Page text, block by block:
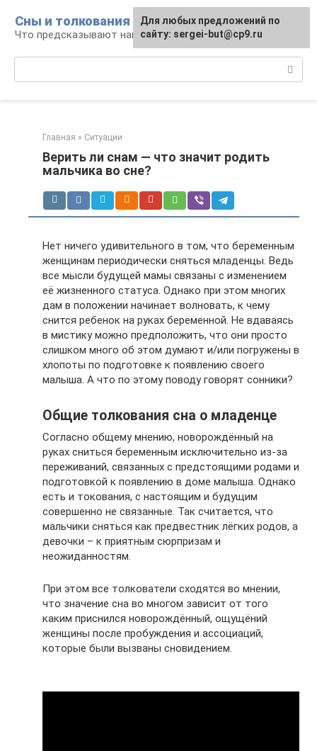
контенту
Сны и толкования
Что предсказывают нам наши сны
Главная » Ситуации
Верить ли снам — что значит родить
мальчика во сне?
Нет ничего удивительного в том, что беременным
женщинам периодически сняться младенцы. Ведь
все мысли будущей мамы связаны с изменением
её жизненного статуса. Однако при этом многих
дам в положении начинает волновать, к чему
снится ребенок на руках беременной. Не вдаваясь
в мистику можно предположить, что они просто
слишком много об этом думают и/или погружены в
хлопоты по подготовке к появлению своего
малыша. А что по этому поводу говорят сонники?
Общие толкования сна о младенце
Согласно общему мнению, новорождённый на
руках сниться беременным исключительно из-за
переживаний, связанных с предстоящими родами и
подготовкой к появлению в доме малыша. Однако
есть и токования, с настоящим и будущим
совершенно не связанные. Так считается, что
мальчики сняться как предвестник лёгких родов, а
девочки – к приятным сюрпризам и
неожиданностям.
При этом все толкователи сходятся во мнении,
что значение сна во многом зависит от того
каким приснился новорождённый, ощущёний
женщины после пробуждения и ассоциаций,
которые были вызваны сновидением.
Для любых предложений по
сайту: sergei-but@cp9.ru